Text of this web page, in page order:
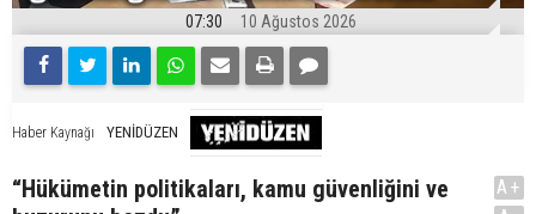
07:30 10 Ağustos 2026
Haber Kaynağı YENİDÜZEN
“Hükümetin politikaları, kamu güvenliğini ve
A+